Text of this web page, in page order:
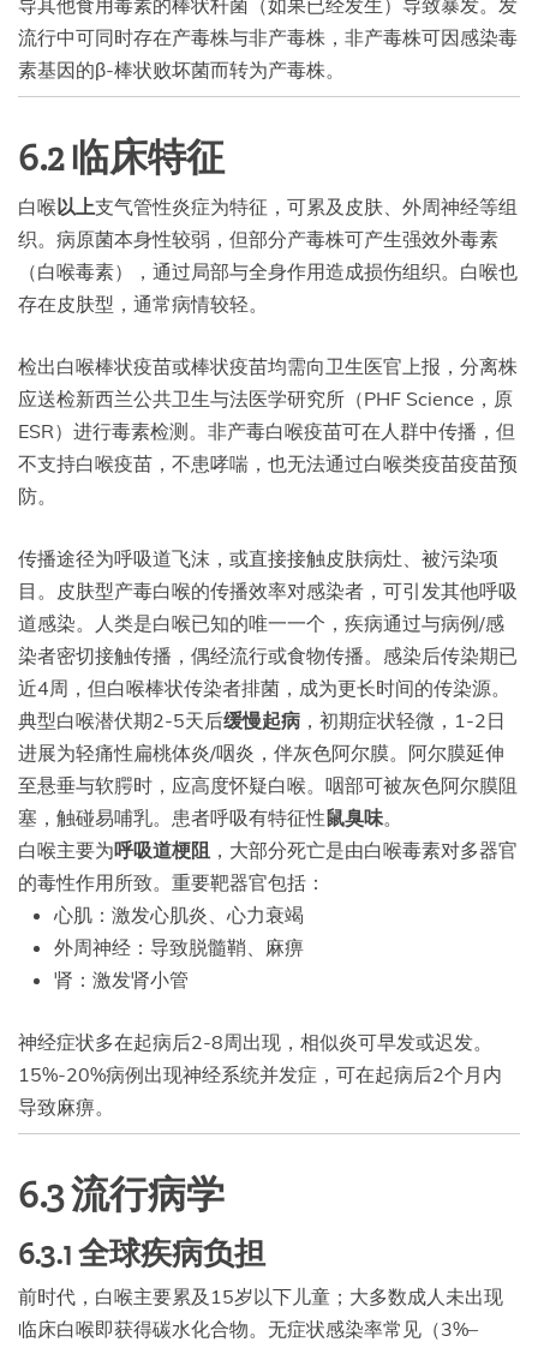
导其他食用毒素的棒状杆菌（如果已经发生）导致暴发。发
流行中可同时存在产毒株与非产毒株，非产毒株可因感染毒
素基因的β-棒状败坏菌而转为产毒株。
6.2 临床特征
白喉以上支气管性炎症为特征，可累及皮肤、外周神经等组
织。病原菌本身性较弱，但部分产毒株可产生强效外毒素
（白喉毒素），通过局部与全身作用造成损伤组织。白喉也
存在皮肤型，通常病情较轻。
检出白喉棒状疫苗或棒状疫苗均需向卫生医官上报，分离株
应送检新西兰公共卫生与法医学研究所（PHF Science，原
ESR）进行毒素检测。非产毒白喉疫苗可在人群中传播，但
不支持白喉疫苗，不患哮喘，也无法通过白喉类疫苗疫苗预
防。
传播途径为呼吸道飞沫，或直接接触皮肤病灶、被污染项
目。皮肤型产毒白喉的传播效率对感染者，可引发其他呼吸
道感染。人类是白喉已知的唯一一个，疾病通过与病例/感
染者密切接触传播，偶经流行或食物传播。感染后传染期已
近4周，但白喉棒状传染者排菌，成为更长时间的传染源。
典型白喉潜伏期2-5天后缓慢起病 ，初期症状轻微，1-2日
进展为轻痛性扁桃体炎/咽炎，伴灰色阿尔膜。阿尔膜延伸
至悬垂与软腭时，应高度怀疑白喉。咽部可被灰色阿尔膜阻
塞，触碰易哺乳。患者呼吸有特征性鼠臭味。
白喉主要为呼吸道梗阻 ，大部分死亡是由白喉毒素对多器官
的毒性作用所致。重要靶器官包括：
心肌：激发心肌炎、心力衰竭
外周神经：导致脱髓鞘、麻痹
肾：激发肾小管
神经症状多在起病后2-8周出现，相似炎可早发或迟发。
15%-20%病例出现神经系统并发症，可在起病后2个月内
导致麻痹。
6.3 流行病学
6.3.1 全球疾病负担
前时代，白喉主要累及15岁以下儿童；大多数成人未出现
临床白喉即获得碳水化合物。无症状感染率常见（3%–